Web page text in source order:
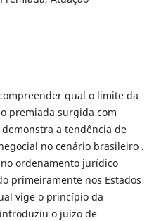
qual o limite da
premiada surgida com
a tendência de
no cenário brasileiro .
ordenamento jurídico
primeiramente nos Estados
vige o princípio da
o juízo de